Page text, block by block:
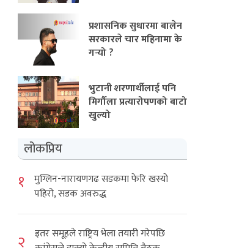
प्रशासनिक सुधारमा बालेन
सरकारले चार महिनामा के
गर्‍यो ?
भुटानी शरणार्थीलाई पनि
मिर्गौला प्रत्यारोपणको बाटो
खुल्यो
लोकप्रिय
१
मुग्लिन-नारायणगढ सडकमा फेरि खस्यो
पहिरो, सडक अवरुद्ध
२
इतर समूहले राष्ट्रिय भेला तयारी गरेपछि